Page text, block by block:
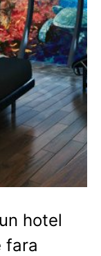
hotel
fara